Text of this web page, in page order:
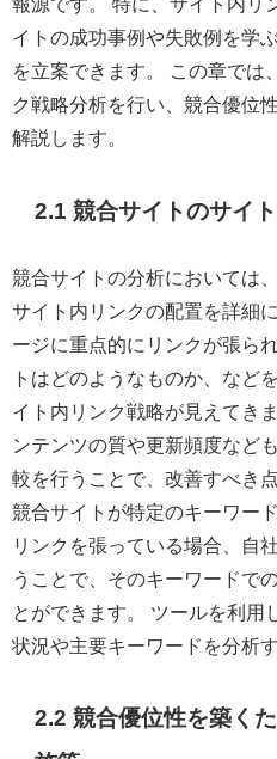
イトの成功事例や失敗例を学
を立案できます。 この章では
ク戦略分析を行い、競合優位
解説します。
2.1 競合サイトのサイ
競合サイトの分析においては
サイト内リンクの配置を詳細
ージに重点的にリンクが張ら
トはどのようなものか、など
イト内リンク戦略が見えてき
ンテンツの質や更新頻度など
較を行うことで、改善すべき
競合サイトが特定のキーワー
リンクを張っている場合、自
うことで、そのキーワードで
とができます。 ツールを利用
状況や主要キーワードを分析
2.2 競合優位性を築く